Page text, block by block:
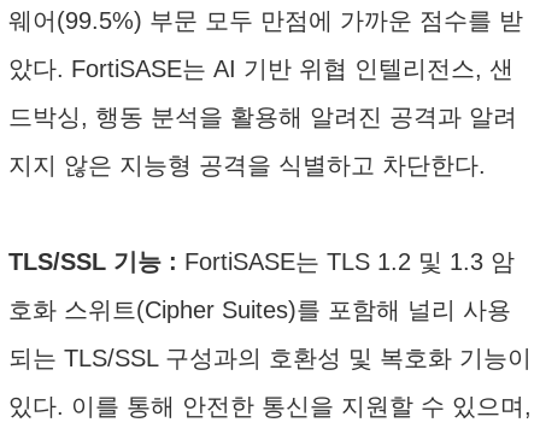
웨어(99.5%) 부문 모두 만점에 가까운 점수를 받
았다. FortiSASE는 AI 기반 위협 인텔리전스, 샌
드박싱, 행동 분석을 활용해 알려진 공격과 알려
지지 않은 지능형 공격을 식별하고 차단한다.
TLS/SSL 기능 : FortiSASE는 TLS 1.2 및 1.3 암
호화 스위트(Cipher Suites)를 포함해 널리 사용
되는 TLS/SSL 구성과의 호환성 및 복호화 기능이
있다. 이를 통해 안전한 통신을 지원할 수 있으며,